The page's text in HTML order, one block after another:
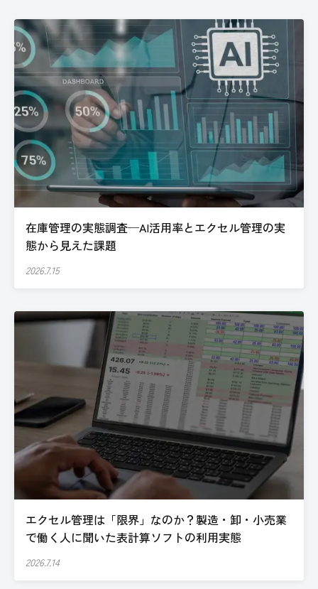
在庫管理の実態調査─AI活用率とエクセル管理の実
態から見えた課題
2026.7.15
エクセル管理は「限界」なのか？製造・卸・小売業
で働く人に聞いた表計算ソフトの利用実態
2026.7.14